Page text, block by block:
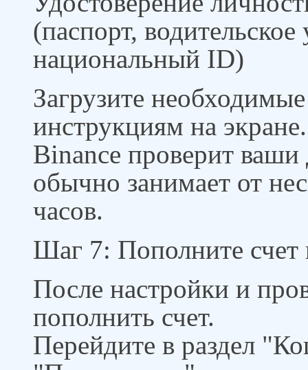
(паспорт,
национальный ID)
Загрузите
инструкциям на экране.
Binance проверит
обычно занимает от
часов.
Шаг 7: Пополните счет
После настройки и
пополнить счет.
Перейдите в раздел